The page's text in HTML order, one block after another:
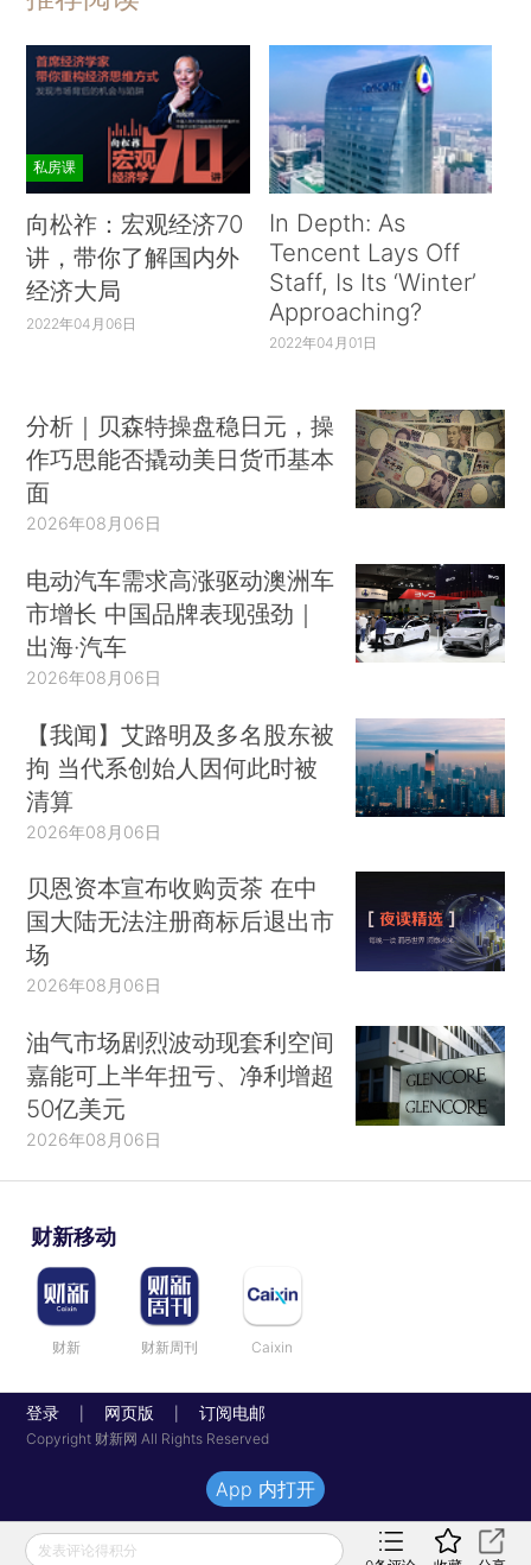
私房课
向松祚：宏观经济70
讲，带你了解国内外
经济大局
2022年04月06日
In Depth: As
Tencent Lays Off
Staff, Is Its ‘Winter’
Approaching?
2022年04月01日
分析｜贝森特操盘稳日元，操
作巧思能否撬动美日货币基本
面
2026年08月06日
电动汽车需求高涨驱动澳洲车
市增长 中国品牌表现强劲｜
出海·汽车
2026年08月06日
【我闻】艾路明及多名股东被
拘 当代系创始人因何此时被
清算
2026年08月06日
贝恩资本宣布收购贡茶 在中
国大陆无法注册商标后退出市
场
2026年08月06日
油气市场剧烈波动现套利空间
嘉能可上半年扭亏、净利增超
50亿美元
2026年08月06日
财新移动
财新 财新周刊 Caixin
登录 网页版 订阅电邮
Copyright 财新网 All Rights Reserved
发表评论得积分
App 内打开